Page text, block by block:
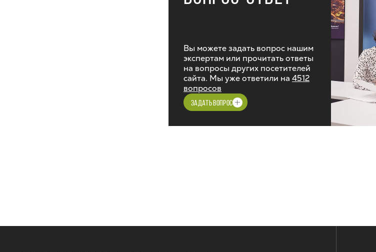
Вы можете задать вопрос нашим
экспертам или прочитать ответы
на вопросы других посетителей
сайта. Мы уже ответили на 4512
вопросов
ЗАДАТЬ ВОПРОС